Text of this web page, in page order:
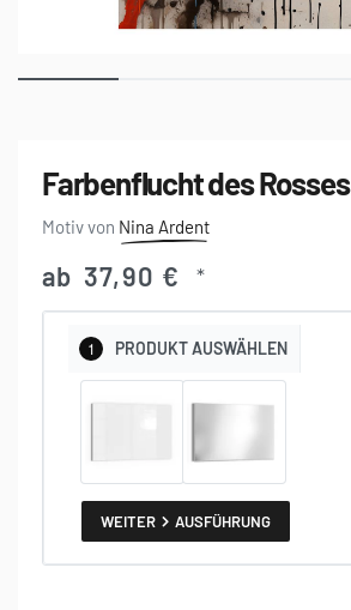
Farbenflucht des Rosses
Nina Ardent
ab 37,90 € *
1 PRODUKTAUSWÄHLEN
WEITER AUSFÜHRUNG